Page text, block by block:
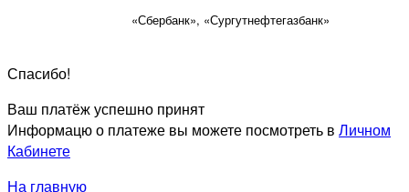
«Сбербанк», «Сургутнефтегазбанк»
Спасибо!
Ваш платёж успешно принят
Информацю о платеже вы можете посмотреть в Личном
Кабинете
На главную